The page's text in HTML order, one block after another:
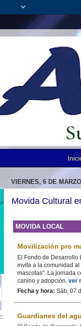
VIERNES, 6 DE
Movida Cultural
MOVIDA LOCAL
Movilización pro
El Fondo de Desarrollo
invita a la comunidad
mascotas". La jornada
canino y adopción. ver
Fecha y hora: Sáb, 07
Guardianes del